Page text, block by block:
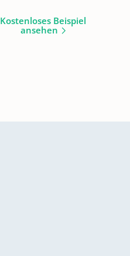
Kostenloses Beispiel
ansehen